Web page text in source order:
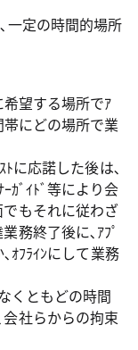
一定の時間的場所
望する場所でｱ
にどの場所で業
ﾄに応諾した後は､
ｶﾞｲﾄﾞ等により会
もそれに従わざ
務終了後に､ｱﾌﾟ
ｵﾌﾗｲﾝにして業務
くともどの時間
社らからの拘束